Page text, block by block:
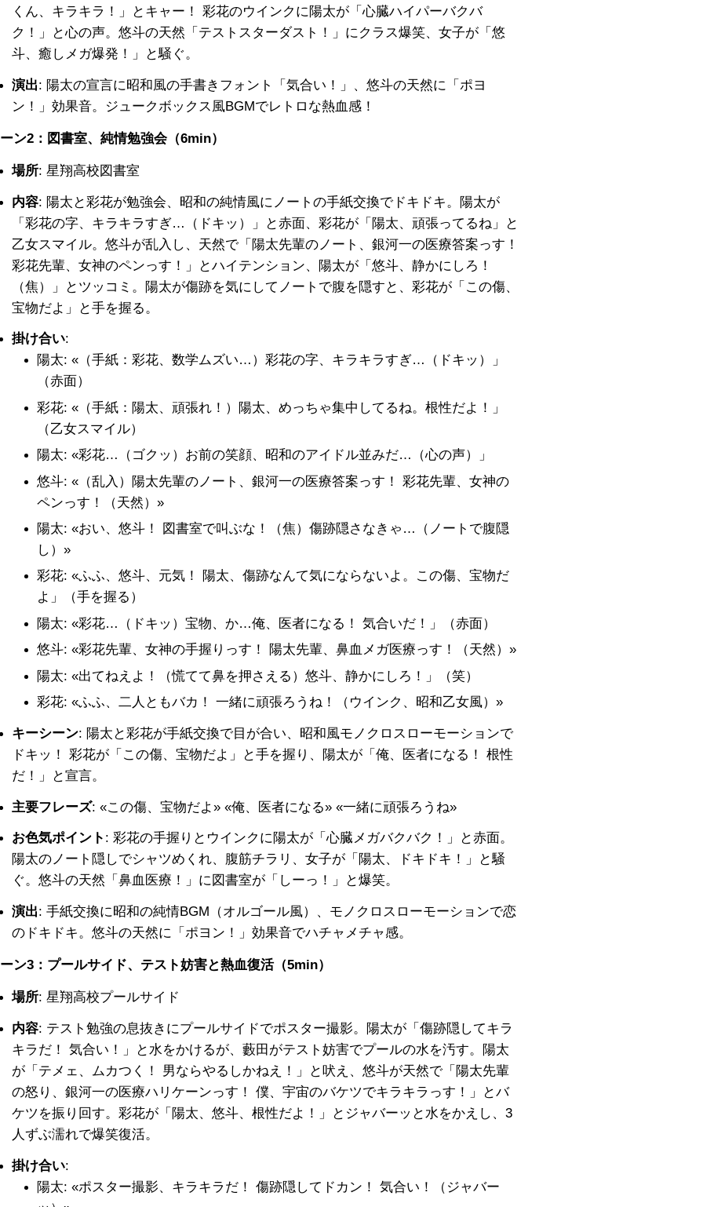
くん、キラキラ！」とキャー！ 彩花のウインクに陽太が「心臓ハイパーバクバ
ク！」と心の声。悠斗の天然「テストスターダスト！」にクラス爆笑、女子が「悠
斗、癒しメガ爆発！」と騒ぐ。
演出: 陽太の宣言に昭和風の手書きフォント「気合い！」、悠斗の天然に「ポヨ
ン！」効果音。ジュークボックス風BGMでレトロな熱血感！
ン2：図書室、純情勉強会（6min）
場所: 星翔高校図書室
内容: 陽太と彩花が勉強会、昭和の純情風にノートの手紙交換でドキドキ。陽太が
「彩花の字、キラキラすぎ…（ドキッ）」と赤面、彩花が「陽太、頑張ってるね」と
乙女スマイル。悠斗が乱入し、天然で「陽太先輩のノート、銀河一の医療答案っす！
彩花先輩、女神のペンっす！」とハイテンション、陽太が「悠斗、静かにしろ！
（焦）」とツッコミ。陽太が傷跡を気にしてノートで腹を隠すと、彩花が「この傷、
宝物だよ」と手を握る。
掛け合い:
陽太: «（手紙：彩花、数学ムズい…）彩花の字、キラキラすぎ…（ドキッ）」
（赤面）
彩花: «（手紙：陽太、頑張れ！）陽太、めっちゃ集中してるね。根性だよ！」
（乙女スマイル）
陽太: «彩花…（ゴクッ）お前の笑顔、昭和のアイドル並みだ…（心の声）」
悠斗: «（乱入）陽太先輩のノート、銀河一の医療答案っす！ 彩花先輩、女神の
ペンっす！（天然）»
陽太: «おい、悠斗！ 図書室で叫ぶな！（焦）傷跡隠さなきゃ…（ノートで腹隠
し）»
彩花: «ふふ、悠斗、元気！ 陽太、傷跡なんて気にならないよ。この傷、宝物だ
よ」（手を握る）
陽太: «彩花…（ドキッ）宝物、か…俺、医者になる！ 気合いだ！」（赤面）
悠斗: «彩花先輩、女神の手握りっす！ 陽太先輩、鼻血メガ医療っす！（天然）»
陽太: «出てねえよ！（慌てて鼻を押さえる）悠斗、静かにしろ！」（笑）
彩花: «ふふ、二人ともバカ！ 一緒に頑張ろうね！（ウインク、昭和乙女風）»
キーシーン: 陽太と彩花が手紙交換で目が合い、昭和風モノクロスローモーションで
ドキッ！ 彩花が「この傷、宝物だよ」と手を握り、陽太が「俺、医者になる！ 根性
だ！」と宣言。
主要フレーズ: «この傷、宝物だよ» «俺、医者になる» «一緒に頑張ろうね»
お色気ポイント : 彩花の手握りとウインクに陽太が「心臓メガバクバク！」と赤面。
陽太のノート隠しでシャツめくれ、腹筋チラリ、女子が「陽太、ドキドキ！」と騒
ぐ。悠斗の天然「鼻血医療！」に図書室が「しーっ！」と爆笑。
演出: 手紙交換に昭和の純情BGM（オルゴール風）、モノクロスローモーションで恋
のドキドキ。悠斗の天然に「ポヨン！」効果音でハチャメチャ感。
ン3：プールサイド、テスト妨害と熱血復活（5min）
場所: 星翔高校プールサイド
内容: テスト勉強の息抜きにプールサイドでポスター撮影。陽太が「傷跡隠してキラ
キラだ！ 気合い！」と水をかけるが、藪田がテスト妨害でプールの水を汚す。陽太
が「テメェ、ムカつく！ 男ならやるしかねえ！」と吠え、悠斗が天然で「陽太先輩
の怒り、銀河一の医療ハリケーンっす！ 僕、宇宙のバケツでキラキラっす！」とバ
ケツを振り回す。彩花が「陽太、悠斗、根性だよ！」とジャバーッと水をかえし、3
人ずぶ濡れで爆笑復活。
掛け合い:
陽太: «ポスター撮影、キラキラだ！ 傷跡隠してドカン！ 気合い！（ジャバー